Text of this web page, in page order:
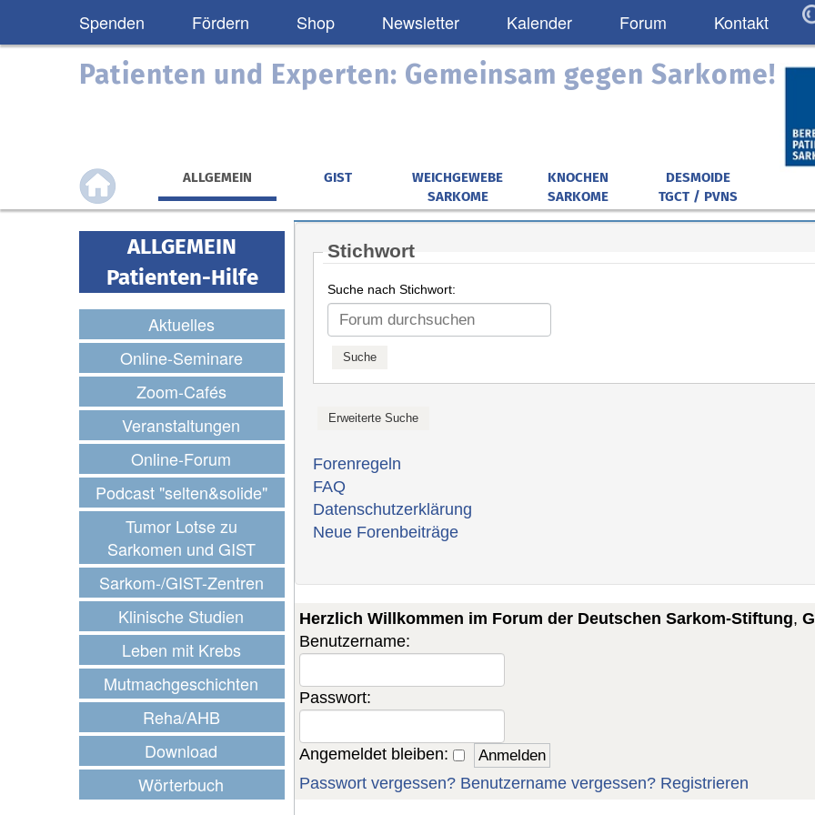
Spenden Fördern Shop Newsletter Kalender Forum Kontakt
Patienten und Experten: Gemeinsam gegen Sarkome!
ALLGEMEIN GIST
WEICHGEWEBE
SARKOME
KNOCHEN
SARKOME
DESMOIDE
TGCT / PVNS
ALLGEMEIN
Patienten-Hilfe
Aktuelles
Online-Seminare
Zoom-Cafés
Veranstaltungen
Online-Forum
Podcast "selten&solide"
Tumor Lotse zu
Sarkomen und GIST
Sarkom-/GIST-Zentren
Klinische Studien
Leben mit Krebs
Mutmachgeschichten
Reha/AHB
Download
Wörterbuch
Stichwort
Suche nach Stichwort:
Forenregeln
FAQ
Datenschutzerklärung
Neue Forenbeiträge
Herzlich Willkommen im Forum der Deutschen Sarkom-Stiftung,
Benutzername:
Passwort:
Angemeldet bleiben:
Passwort vergessen? Benutzername vergessen? Registrieren